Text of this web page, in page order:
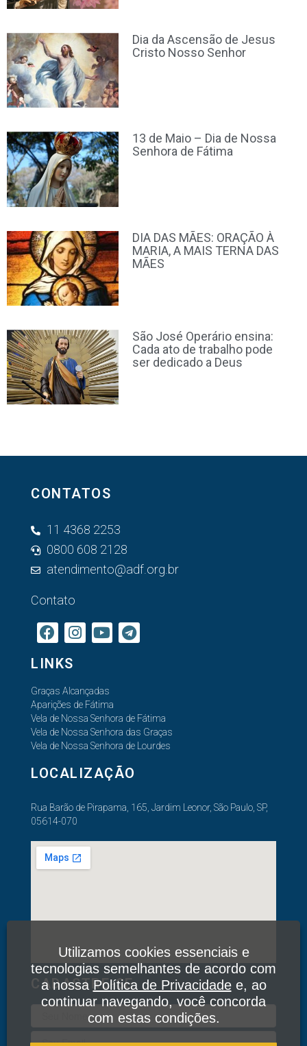
Dia da Ascensão de Jesus
Cristo Nosso Senhor
13 de Maio – Dia de Nossa
Senhora de Fátima
DIA DAS MÃES: ORAÇÃO À
MARIA, A MAIS TERNA DAS
MÃES
São José Operário ensina:
Cada ato de trabalho pode
ser dedicado a Deus
CONTATOS
11 4368 2253
0800 608 2128
atendimento@adf.org.br
Contato
LINKS
Graças Alcançadas
Aparições de Fátima
Vela de Nossa Senhora de Fátima
Vela de Nossa Senhora das Graças
Vela de Nossa Senhora de Lourdes
LOCALIZAÇÃO
Rua Barão de Pirapama, 165, Jardim Leonor, São Paulo, SP,
05614-070
CADASTRE-SE
Utilizamos cookies essenciais e
tecnologias semelhantes de acordo com
a nossaPolítica de Privacidadee, ao
continuar navegando, você concorda
com estas condições.